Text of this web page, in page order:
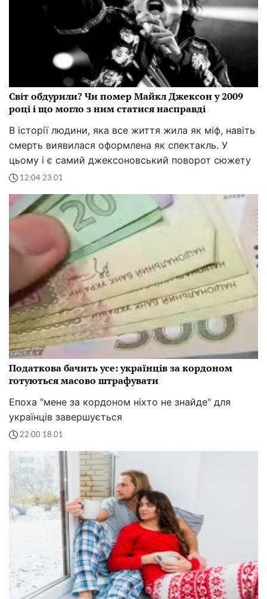
Світ обдурили? Чи помер Майкл Джексон у 2009
році і що могло з ним статися насправді
В історії людини, яка все життя жила як міф, навіть
смерть виявилася оформлена як спектакль. У
цьому і є самий джексоновський поворот сюжету
12:04 23.01
Податкова бачить усе: українців за кордоном
готуються масово штрафувати
Епоха "мене за кордоном ніхто не знайде" для
українців завершується
22:00 18.01